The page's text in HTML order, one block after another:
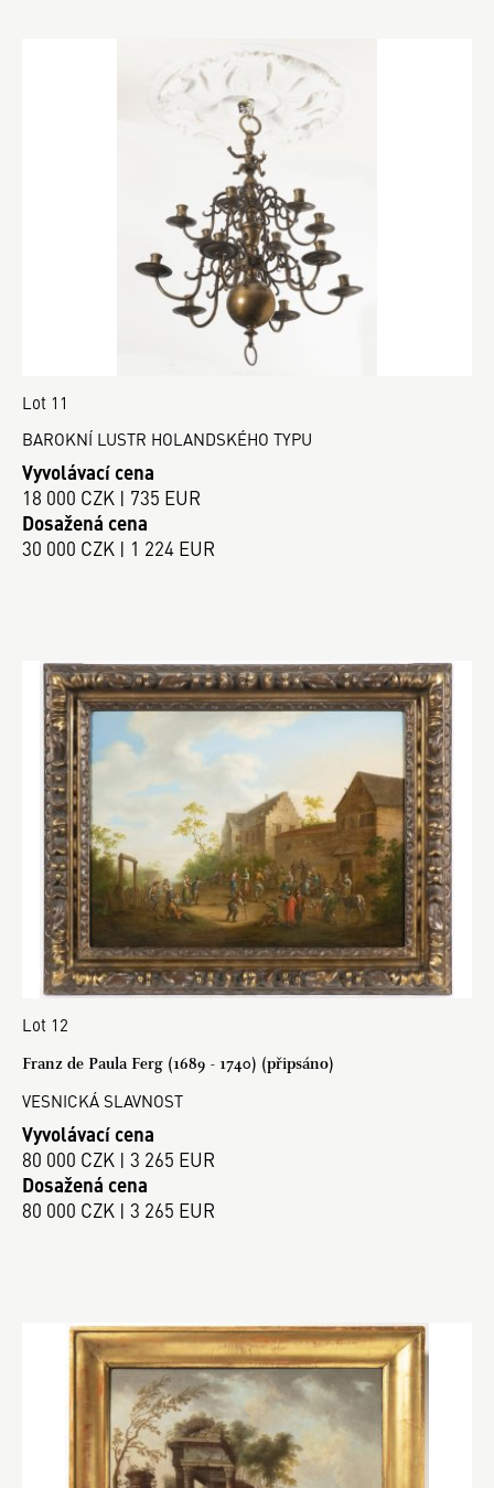
Lot 11
BAROKNÍ LUSTR HOLANDSKÉHO TYPU
Vyvolávací cena
18 000 CZK | 735 EUR
Dosažená cena
30 000 CZK | 1 224 EUR
Lot 12
Franz de Paula Ferg (1689 - 1740) (připsáno)
VESNICKÁ SLAVNOST
Vyvolávací cena
80 000 CZK | 3 265 EUR
Dosažená cena
80 000 CZK | 3 265 EUR